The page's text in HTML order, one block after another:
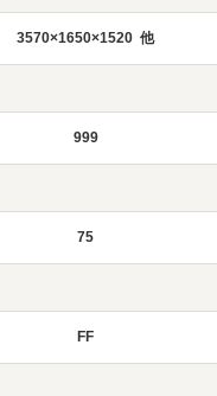
3570×1650×1520 他
999
75
FF